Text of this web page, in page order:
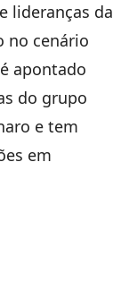
lideranças da
no cenário
apontado
do grupo
e tem
em